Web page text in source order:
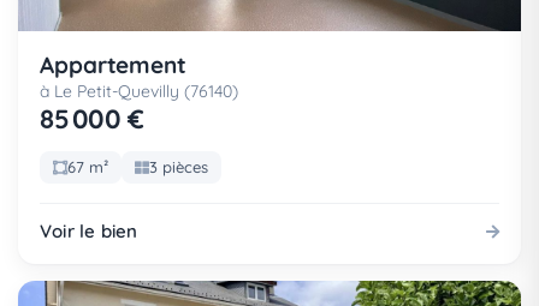
Appartement
à Le Petit-Quevilly (76140)
85 000 €
67 m² 3 pièces
Voir le bien